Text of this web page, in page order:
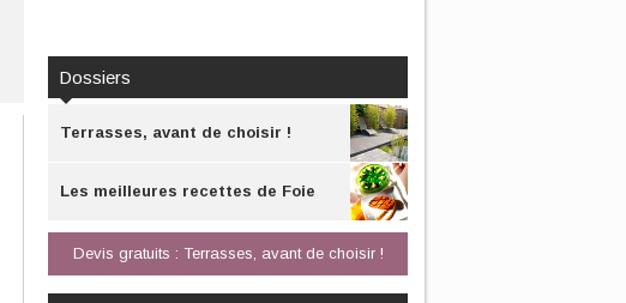
Dossiers
Terrasses, avant de choisir !
Les meilleures recettes de Foie
Gras
Devis gratuits : Terrasses, avant de choisir !